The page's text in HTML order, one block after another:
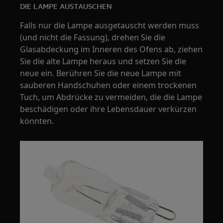
DIE LAMPE AUSTAUSCHEN
Falls nur die Lampe ausgetauscht werden muss
(und nicht die Fassung), drehen Sie die
Glasabdeckung im Inneren des Ofens ab, ziehen
Sie die alte Lampe heraus und setzen Sie die
neue ein. Berühren Sie die neue Lampe mit
sauberen Handschuhen oder einem trockenen
Tuch, um Abdrücke zu vermeiden, die die Lampe
beschädigen oder ihre Lebensdauer verkürzen
könnten.